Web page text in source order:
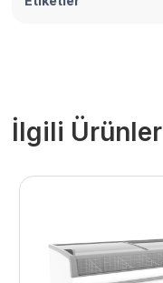
İlgili Ürünler